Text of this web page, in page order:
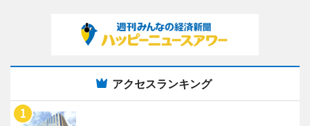
アクセスランキング